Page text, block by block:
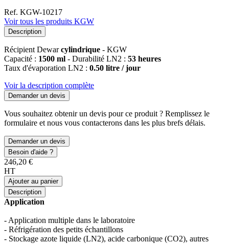
Ref. KGW-10217
Voir tous les produits KGW
Description
Récipient Dewarcylindrique - KGW
Capacité : 1500 ml - Durabilité LN2 : 53 heures
Taux d'évaporation LN2 : 0.50 litre / jour
Voir la description complète
Demander un devis
Vous souhaitez obtenir un devis pour ce produit ? Remplissez le
formulaire et nous vous contacterons dans les plus brefs délais.
Demander un devis
Besoin d'aide ?
246,20 €
HT
Ajouter au panier
Description
Application
- Application multiple dans le laboratoire
- Réfrigération des petits échantillons
- Stockage azote liquide (LN2), acide carbonique (CO2), autres